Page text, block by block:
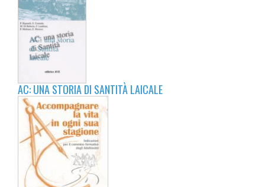
AC: UNA STORIA DI SANTITÀ LAICALE